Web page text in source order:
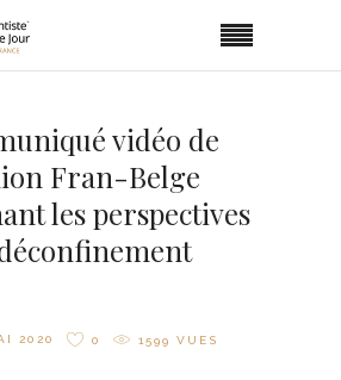
vidéo de
Fran-Belge
les perspectives
2020 0 1599 VUES